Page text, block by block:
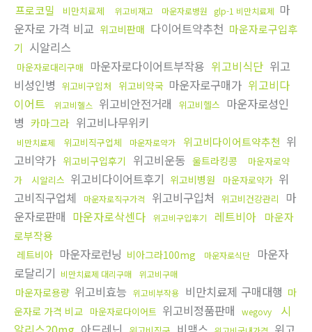
프로코밀 비만치료제 위고비재고 마운자로병원 glp-1 비만치료제 마
운자로 가격 비교 위고비판매 다이어트약추천 마운자로구입후
기 시알리스
마운자로대리구매 마운자로다이어트부작용 위고비식단 위고
비성인병 위고비구입처 위고비약국 마운자로구매가 위고비다
이어트
위고비헬스 위고비안전거래 위고비헬스
마운자로성인
병 카마그라 위고비나무위키
비만치료제 위고비직구업체 마운자로약가 위고비다이어트약추천 위
고비약가 위고비구입후기 위고비운동 울트라킹콩
마운자로약
가
시알리스 위고비다이어트후기 위고비병원 마운자로약가 위
고비직구업체
마운자로직구가격 위고비구입처 위고비건강관리
마
운자로판매 마운자로삭센다 위고비구입후기 레트비아
마운자
로부작용
레트비아 마운자로런닝 비아그라100mg 마운자로식단
마운자
로달리기 비만치료제 대리구매 위고비구매
마운자로용량 위고비효능 위고비부작용 비만치료제 구매대행 마
운자로 가격 비교 마운자로다이어트 위고비정품판매 wegovy
시